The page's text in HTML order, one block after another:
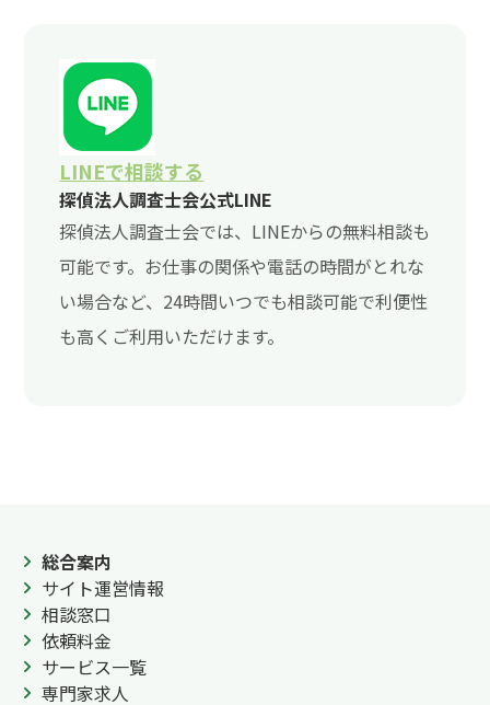
LINEで相談する
探偵法人調査士会公式LINE
探偵法人調査士会では、LINEからの無料相談も
可能です。お仕事の関係や電話の時間がとれな
い場合など、24時間いつでも相談可能で利便性
も高くご利用いただけます。
総合案内
サイト運営情報
相談窓口
依頼料金
サービス一覧
専門家求人